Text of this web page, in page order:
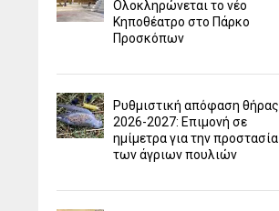
Ολοκληρώνεται το νέο
Κηποθέατρο στο Πάρκο
Προσκόπων
Ρυθμιστική απόφαση θήρας
2026-2027: Επιμονή σε
ημίμετρα για την προστασία
των άγριων πουλιών